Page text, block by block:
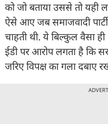
को जो बताया उससे तो यही
ऐसे आए जब समाजवादी
चाहती थी. ये बिल्कुल वैसा
ईडी पर आरोप लगता है कि
जरिए विपक्ष का गला दबाए